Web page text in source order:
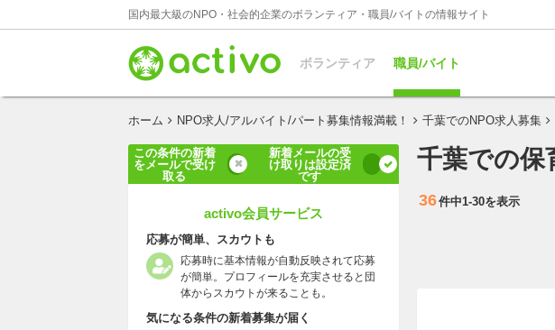
国内最大級のNPO・社会的企業のボランティア・職員/バイトの情報サイト
ボランティア 職員/バイト
ホーム NPO求人/アルバイト/パート募集情報満載！ 千葉でのNPO求人募集
千葉での保
36件中1-30を表示
この条件の新着
をメールで受け
取る
新着メールの受
け取りは設定済
です
activo会員サービス
応募が簡単、スカウトも
応募時に基本情報が自動反映されて応募
が簡単。プロフィールを充実させると団
体からスカウトが来ることも。
気になる条件の新着募集が届く